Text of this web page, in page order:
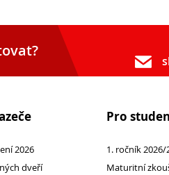
a doklasifikace srpen
zkoušky 2026
2026
dveří
Pro
1. ročník 2026/
Maturitní